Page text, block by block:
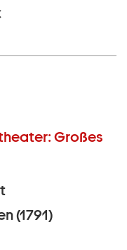
Großes
(1791)